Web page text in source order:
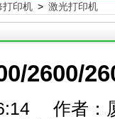
修
打印机> 激光打印机
2600/
作者